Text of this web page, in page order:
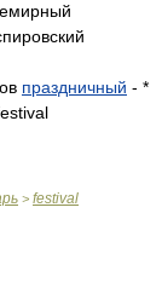
праздничный - *
> festival